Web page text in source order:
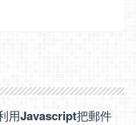
用Javascript把郵件